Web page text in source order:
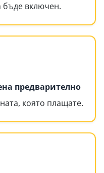
бъде включен.
предварително
която плащате.